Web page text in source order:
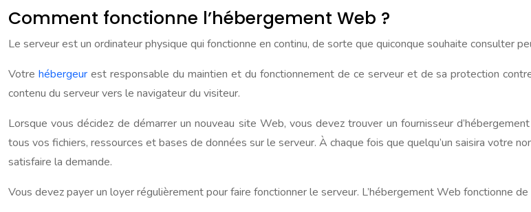
Comment fonctionne l’hébergement Web ?
Le serveur est un ordinateur physique qui fonctionne en continu, de sorte que quiconque souhaite consulter
Votre hébergeurest responsable du maintien et du fonctionnement de ce serveur et de sa protection
contenu du serveur vers le navigateur du visiteur.
Lorsque vous décidez de démarrer un nouveau site Web, vous devez trouver un fournisseur
tous vos fichiers, ressources et bases de données sur le serveur. À chaque fois que quelqu’un saisira votre
satisfaire la demande.
Vous devez payer un loyer régulièrement pour faire fonctionner le serveur. L’hébergement Web fonctionne